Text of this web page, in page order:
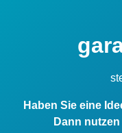
Haben Sie eine
Dann